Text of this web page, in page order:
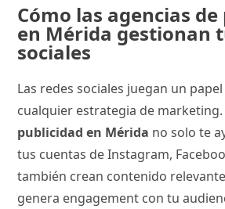
Cómo las agencias
en Mérida gestionan
sociales
Las redes sociales juegan un
cualquier estrategia de
publicidad en Mérida no solo te
tus cuentas de Instagram,
también crean contenido
genera engagement con tu